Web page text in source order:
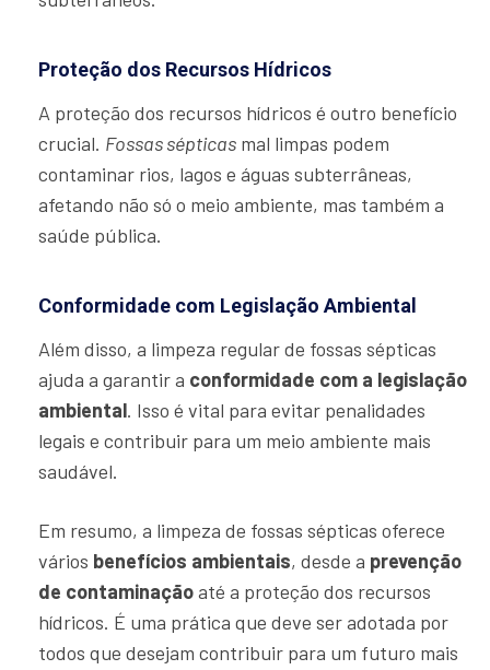
Proteção dos Recursos Hídricos
A proteção dos recursos hídricos é outro benefício
crucial. Fossas sépticas mal limpas podem
contaminar rios, lagos e águas subterrâneas,
afetando não só o meio ambiente, mas também a
saúde pública.
Conformidade com Legislação Ambiental
Além disso, a limpeza regular de fossas sépticas
ajuda a garantir a conformidade com a legislação
ambiental. Isso é vital para evitar penalidades
legais e contribuir para um meio ambiente mais
saudável.
Em resumo, a limpeza de fossas sépticas oferece
vários benefícios ambientais, desde a prevenção
de contaminaçãoaté a proteção dos recursos
hídricos. É uma prática que deve ser adotada por
todos que desejam contribuir para um futuro mais